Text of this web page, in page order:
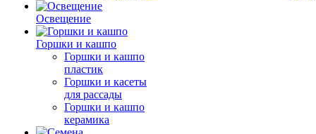
Освещение
Горшки и кашпо
Горшки и кашпо
пластик
Горшки и касеты
для рассады
Горшки и кашпо
керамика